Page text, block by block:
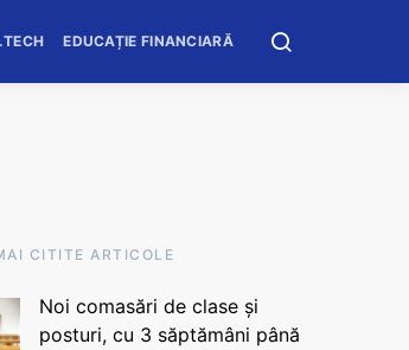
EDUCAȚIE FINANCIARĂ
CITITE ARTICOLE
Noi comasări de clase și
posturi, cu 3 săptămâni până